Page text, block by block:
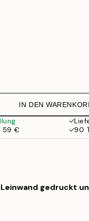
IN DEN
59 €
90
gedruckt